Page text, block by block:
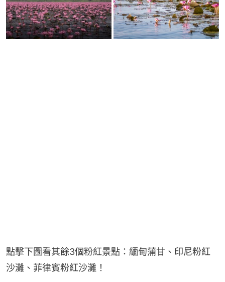
點擊下圖看其餘3個粉紅景點：緬甸蒲甘、印尼粉紅
沙灘、菲律賓粉紅沙灘！